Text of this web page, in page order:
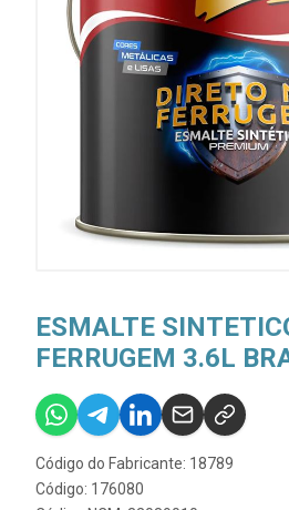
ESMALTE
FERRUGEM 3.6L
Código do Fabricante: 18789
Código: 176080